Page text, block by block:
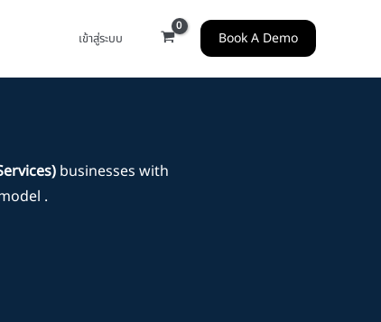
เข้าสู่ระบบ Book A Demo
businesses with
.